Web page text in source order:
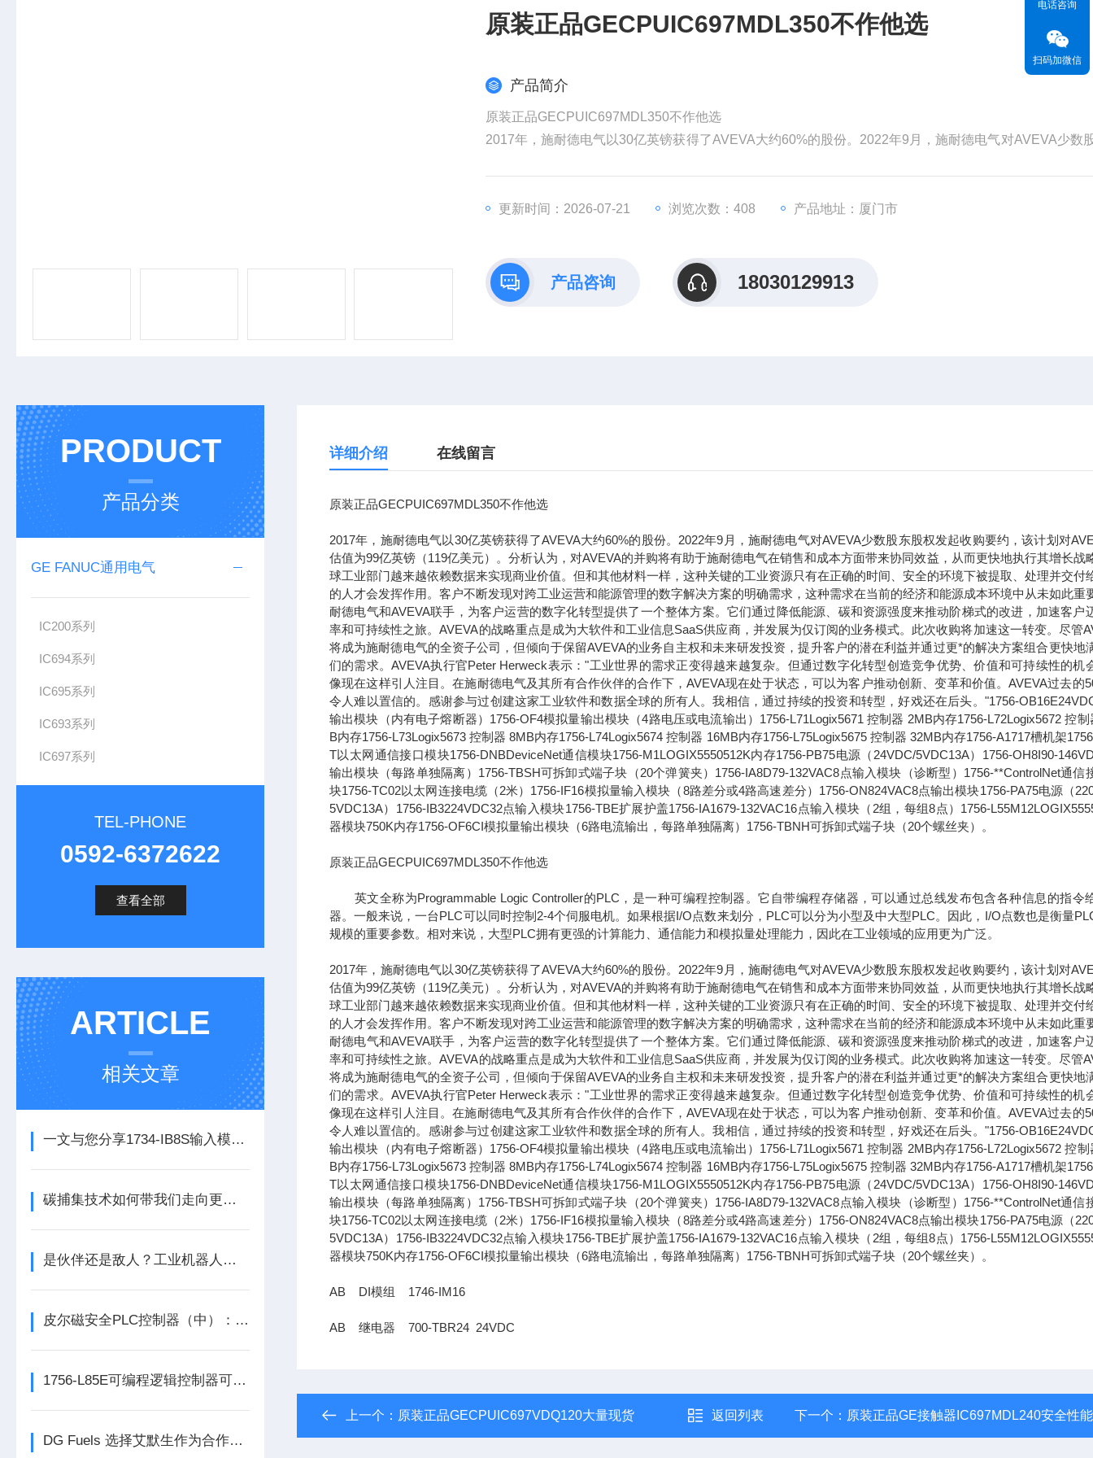
原装正品GECPUIC697MDL350不作他选
产品简介
原装正品GECPUIC697MDL350不作他选
2017年，施耐德电气以30亿英镑获得了AVEVA大约60%的股份。2022年9月，施耐德电气对AVEVA少数
全球工业部门越来越依赖数据来实现商业价值。但和其他材料一样，
更新时间：2026-07-21 浏览次数：408 产品地址：厦门市
产品咨询 18030129913
PRODUCT
产品分类
GE FANUC通用电气
IC200系列
IC694系列
IC695系列
IC693系列
IC697系列
TEL-PHONE
0592-6372622
查看全部
ARTICLE
相关文章
一文与您分享1734-IB8S输入模块的常见故障相应解决方法
碳捕集技术如何带我们走向更洁净的未来？
是伙伴还是敌人？工业机器人的未来之路
皮尔磁安全PLC控制器（中）：功能与应用
1756-L85E可编程逻辑控制器可满足多行业自动化精准控制需求
DG Fuels 选择艾默生作为合作伙伴，为可持续生物燃料的生产提供支持
详细介绍 在线留言
原装正品GECPUIC697MDL350不作他选
2017年，施耐德电气以30亿英镑获得了AVEVA大约60%的股份。2022年9月，施耐德电气对AVEVA少数股东股权发起收购要约，该计划对
估值为99亿英镑（119亿美元）。分析认为，对AVEVA的并购将有助于施耐德电气在销售和成本方面带来协同效益，从而更快地执行其增长战
球工业部门越来越依赖数据来实现商业价值。但和其他材料一样，这种关键的工业资源只有在正确的时间、安全的环境下被提取、处理并交付
的人才会发挥作用。客户不断发现对跨工业运营和能源管理的数字解决方案的明确需求，这种需求在当前的经济和能源成本环境中从未如此重
耐德电气和AVEVA联手，为客户运营的数字化转型提供了一个整体方案。它们通过降低能源、碳和资源强度来推动阶梯式的改进，加速客户
率和可持续性之旅。AVEVA的战略重点是成为大软件和工业信息SaaS供应商，并发展为仅订阅的业务模式。此次收购将加速这一转变。尽管
将成为施耐德电气的全资子公司，但倾向于保留AVEVA的业务自主权和未来研发投资，提升客户的潜在利益并通过更*的解决方案组合更快地
们的需求。AVEVA执行官Peter Herweck表示："工业世界的需求正变得越来越复杂。但通过数字化转型创造竞争优势、价值和可持续性的机
像现在这样引人注目。在施耐德电气及其所有合作伙伴的合作下，AVEVA现在处于状态，可以为客户推动创新、变革和价值。AVEVA过去的
令人难以置信的。感谢参与过创建这家工业软件和数据全球的所有人。我相信，通过持续的投资和转型，好戏还在后头。"1756-
输出模块（内有电子熔断器）1756-OF4模拟量输出模块（4路电压或电流输出）1756-L71Logix5671 控制器 2MB内存1756-L72Logix5672 控制
B内存1756-L73Logix5673 控制器 8MB内存1756-L74Logix5674 控制器 16MB内存1756-L75Logix5675 控制器 32MB内存1756-A1717槽机架
T以太网通信接口模块1756-DNBDeviceNet通信模块1756-M1LOGIX5550512K内存1756-PB75电源（24VDC/5VDC13A）1756-OH8I90-
输出模块（每路单独隔离）1756-TBSH可拆卸式端子块（20个弹簧夹）1756-IA8D79-132VAC8点输入模块（诊断型）1756-**ControlNet通信
块1756-TC02以太网连接电缆（2米）1756-IF16模拟量输入模块（8路差分或4路高速差分）1756-ON824VAC8点输出模块1756-PA75电源（
5VDC13A）1756-IB3224VDC32点输入模块1756-TBE扩展护盖1756-IA1679-132VAC16点输入模块（2组，每组8点）1756-
器模块750K内存1756-OF6CI模拟量输出模块（6路电流输出，每路单独隔离）1756-TBNH可拆卸式端子块（20个螺丝夹）。
原装正品GECPUIC697MDL350不作他选
英文全称为Programmable Logic Controller的PLC，是一种可编程控制器。它自带编程存储器，可以通过总线发布包含各种信息的指令
器。一般来说，一台PLC可以同时控制2-4个伺服电机。如果根据I/O点数来划分，PLC可以分为小型及中大型PLC。因此，I/O点数也是衡量
规模的重要参数。相对来说，大型PLC拥有更强的计算能力、通信能力和模拟量处理能力，因此在工业领域的应用更为广泛。
2017年，施耐德电气以30亿英镑获得了AVEVA大约60%的股份。2022年9月，施耐德电气对AVEVA少数股东股权发起收购要约，该计划对
估值为99亿英镑（119亿美元）。分析认为，对AVEVA的并购将有助于施耐德电气在销售和成本方面带来协同效益，从而更快地执行其增长战
球工业部门越来越依赖数据来实现商业价值。但和其他材料一样，这种关键的工业资源只有在正确的时间、安全的环境下被提取、处理并交付
的人才会发挥作用。客户不断发现对跨工业运营和能源管理的数字解决方案的明确需求，这种需求在当前的经济和能源成本环境中从未如此重
耐德电气和AVEVA联手，为客户运营的数字化转型提供了一个整体方案。它们通过降低能源、碳和资源强度来推动阶梯式的改进，加速客户
率和可持续性之旅。AVEVA的战略重点是成为大软件和工业信息SaaS供应商，并发展为仅订阅的业务模式。此次收购将加速这一转变。尽管
将成为施耐德电气的全资子公司，但倾向于保留AVEVA的业务自主权和未来研发投资，提升客户的潜在利益并通过更*的解决方案组合更快地
们的需求。AVEVA执行官Peter Herweck表示："工业世界的需求正变得越来越复杂。但通过数字化转型创造竞争优势、价值和可持续性的机
像现在这样引人注目。在施耐德电气及其所有合作伙伴的合作下，AVEVA现在处于状态，可以为客户推动创新、变革和价值。AVEVA过去的
令人难以置信的。感谢参与过创建这家工业软件和数据全球的所有人。我相信，通过持续的投资和转型，好戏还在后头。"1756-
输出模块（内有电子熔断器）1756-OF4模拟量输出模块（4路电压或电流输出）1756-L71Logix5671 控制器 2MB内存1756-L72Logix5672 控制
B内存1756-L73Logix5673 控制器 8MB内存1756-L74Logix5674 控制器 16MB内存1756-L75Logix5675 控制器 32MB内存1756-A1717槽机架
T以太网通信接口模块1756-DNBDeviceNet通信模块1756-M1LOGIX5550512K内存1756-PB75电源（24VDC/5VDC13A）1756-OH8I90-
输出模块（每路单独隔离）1756-TBSH可拆卸式端子块（20个弹簧夹）1756-IA8D79-132VAC8点输入模块（诊断型）1756-**ControlNet通信
块1756-TC02以太网连接电缆（2米）1756-IF16模拟量输入模块（8路差分或4路高速差分）1756-ON824VAC8点输出模块1756-PA75电源（
5VDC13A）1756-IB3224VDC32点输入模块1756-TBE扩展护盖1756-IA1679-132VAC16点输入模块（2组，每组8点）1756-
器模块750K内存1756-OF6CI模拟量输出模块（6路电流输出，每路单独隔离）1756-TBNH可拆卸式端子块（20个螺丝夹）。
AB DI模组 1746-IM16
AB 继电器 700-TBR24 24VDC
上一个： 原装正品GECPUIC697VDQ120大量现货 返回列表 下一个： 原装正品GE接触器IC697MDL240安全性
电话咨询
扫码加微信